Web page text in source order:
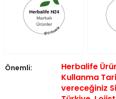
Önemli:
Herbalife
Kullanma
vereceğiniz